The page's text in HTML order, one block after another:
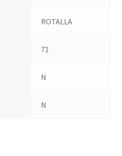
ROTALLA
71
N
N